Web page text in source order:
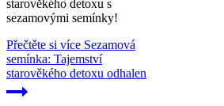
starověkého detoxu s
sezamovými semínky!
Přečtěte si více Sezamová
semínka: Tajemství
starověkého detoxu odhalen